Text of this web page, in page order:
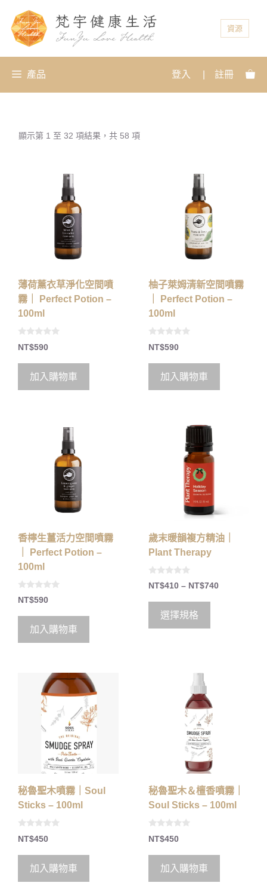
資源
產品 登入 註冊
顯示第 1 至 32 項結果，共 58 項
薄荷薰衣草淨化空間噴
霧｜ Perfect Potion –
100ml
0
o
t
5
NT$590
加入購物車
柚子萊姆清新空間噴霧
｜ Perfect Potion –
100ml
0
o
t
5
NT$590
加入購物車
香檸生薑活力空間噴霧
｜ Perfect Potion –
100ml
0
o
5
NT$590
加入購物車
歲末暖韻複方精油｜
Plant Therapy
0
o
5
NT$410 – NT$740
選擇規格
秘魯聖木噴霧｜Soul
Sticks – 100ml
0
o
5
NT$450
加入購物車
秘魯聖木＆檀香噴霧｜
Soul Sticks – 100ml
0
o
5
NT$450
加入購物車